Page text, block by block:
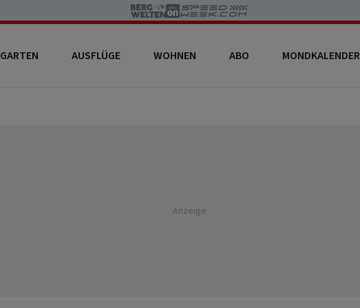
GARTEN AUSFLÜGE WOHNEN ABO MONDKALENDER
Anzeige